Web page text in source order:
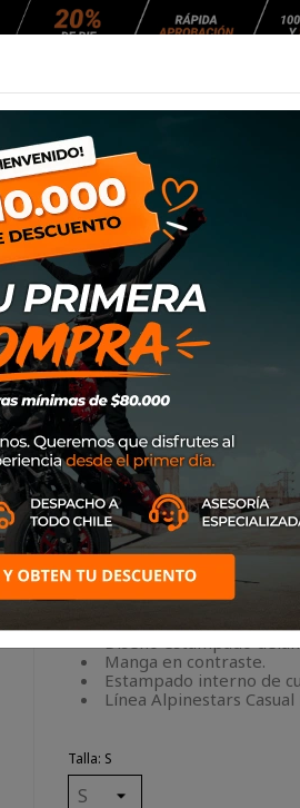
NEUMÁTICOS MANTENCIÓN
Polera
SKU1232-72020
$32.900
Producto 100% original
Camiseta premium de
100% algodón, 145 g /
Cuello redondo
Manga en contraste.
Estampado interno de
Línea Alpinestars
Talla: S